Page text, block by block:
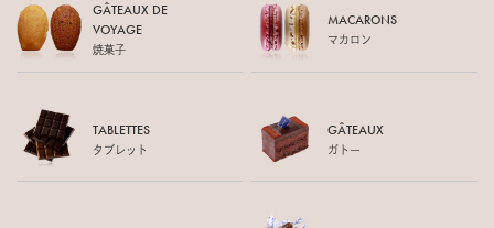
GÂTEAUX DE
VOYAGE
焼菓子
MACARONS
マカロン
TABLETTES
タブレット
GÂTEAUX
ガトー